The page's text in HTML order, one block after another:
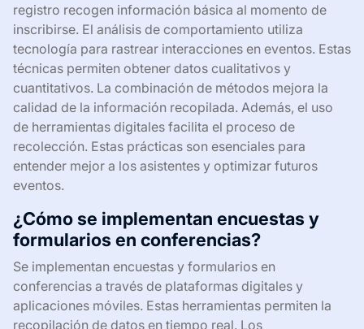
registro recogen información básica al momento de
inscribirse. El análisis de comportamiento utiliza
tecnología para rastrear interacciones en eventos. Estas
técnicas permiten obtener datos cualitativos y
cuantitativos. La combinación de métodos mejora la
calidad de la información recopilada. Además, el uso
de herramientas digitales facilita el proceso de
recolección. Estas prácticas son esenciales para
entender mejor a los asistentes y optimizar futuros
eventos.
¿Cómo se implementan encuestas y
formularios en conferencias?
Se implementan encuestas y formularios en
conferencias a través de plataformas digitales y
aplicaciones móviles. Estas herramientas permiten la
recopilación de datos en tiempo real. Los